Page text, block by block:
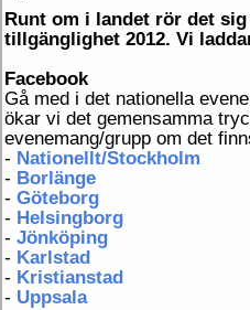
Runt om i landet rör det
tillgänglighet 2012. Vi
Facebook
Gå med i det nationella
ökar vi det gemensamma
evenemang/grupp om det
- Nationellt/Stockholm
- Borlänge
- Göteborg
- Helsingborg
- Jönköping
- Karlstad
- Kristianstad
- Uppsala